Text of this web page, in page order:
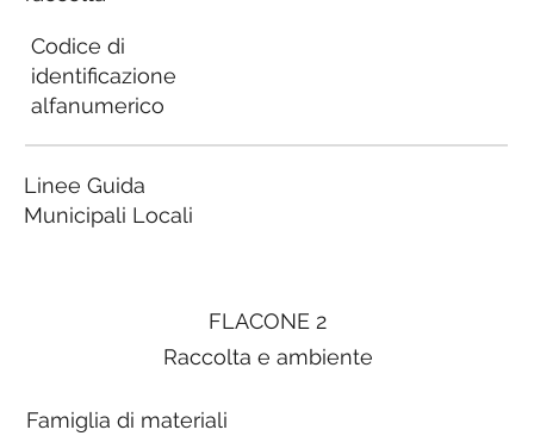
FLACONE 2
Raccolta e ambiente
Famiglia di materiali
Codice di
identificazione
alfanumerico
Linee Guida
Municipali Locali